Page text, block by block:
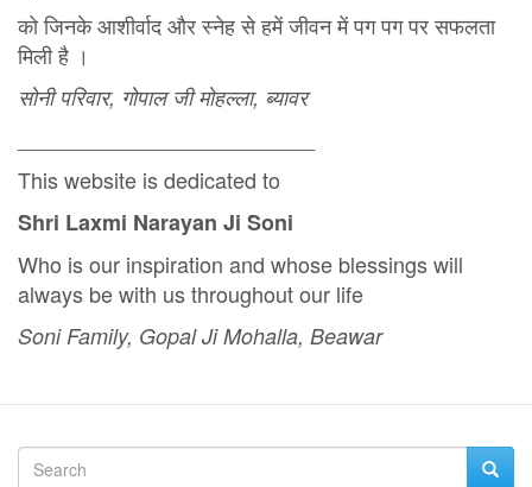
को जिनके आशीर्वाद और स्‍नेह से हमें जीवन में पग पग पर सफलता
मिली है ।
सोनी परिवार, गोपाल जी मोहल्ला, ब्यावर
This website is dedicated to
Shri Laxmi Narayan Ji Soni
Who is our inspiration and whose blessings will
always be with us throughout our life
Soni Family, Gopal Ji Mohalla, Beawar
Search